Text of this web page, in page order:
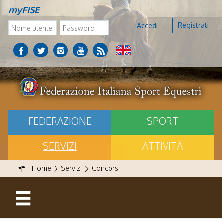
myFISE
Accedi Registrati
FEDERAZIONE
SPORT
SERVIZI
ATTIVITÀ
Home Servizi Concorsi